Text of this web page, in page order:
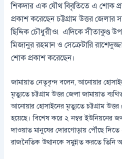
শিকদার এক যৌথ বিবৃতিতে এ শোক
প্রকাশ করেছেন চট্টগ্রাম উত্তর
ছিদ্দিক চৌধুরীও৷ এদিকে সীতাকুণ্ড
মিজানুর রহমান ও সেক্রেটারি
শোক প্রকাশ করেছেন।
জামায়াত নেতৃবৃন্দ বলেন, আনোয়ার
মৃত্যুতে চট্টগ্রাম উত্তর জেলা জামায়াত
আনোয়ার হোসাইনের মৃত্যুতে চট্টগ্রাম
হয়েছে। বিশেষ করে ২ নম্বর ইউনিয়নের
দাওয়াত মানুষের দোরগোড়ায় পৌঁছে দিতে
রাজনৈতিক উত্থানকে সমুন্নত করতে তিনি